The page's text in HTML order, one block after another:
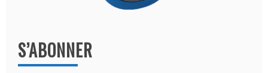
S’ABONNER